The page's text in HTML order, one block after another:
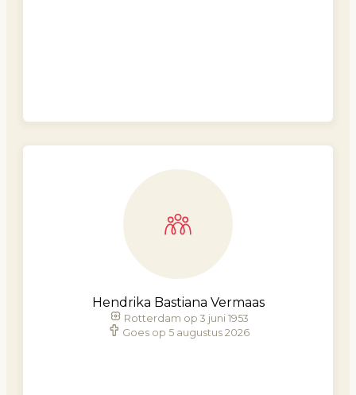
Hendrika Bastiana Vermaas
Rotterdam op 3 juni 1953
Goes op 5 augustus 2026